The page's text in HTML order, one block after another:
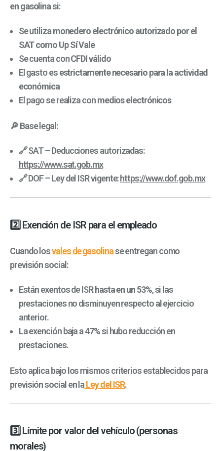
en gasolinasi:
Se utilizamonedero electrónico autorizado por el
SAT como Up Sí Vale
Se cuenta conCFDI válido
El gasto esestrictamente necesario para la actividad
económica
El pago se realiza conmedios electrónicos
🔎 Base legal:
🔗 SAT – Deducciones autorizadas:
https://www.sat.gob.mx
🔗 DOF – Ley del ISR vigente: https://www.dof.gob.mx
2️⃣ Exención de ISR para el empleado
Cuando losvales de gasolinase entregan como
previsión social:
Están exentos de ISR hasta en un 53%, si las
prestaciones no disminuyen respecto al ejercicio
anterior.
La exención baja a47%si hubo reducción en
prestaciones.
Esto aplica bajo los mismos criterios establecidos para
previsión social en laLey del ISR.
3️⃣ Límite por valor del vehículo (personas
morales)